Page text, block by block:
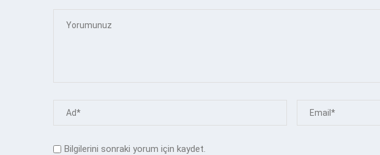
Bilgilerini sonraki yorum için kaydet.